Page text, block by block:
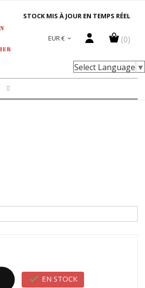
STOCK MIS À JOUR EN TEMPS RÉEL
(0)
EUR € 
Select Language ▼
 EN STOCK